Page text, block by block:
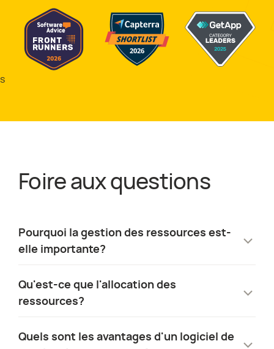
s
Foire aux questions
Pourquoi la gestion des ressources est-
elle importante?
essentielle, car elle aide les organisations à
équilibrer la charge de travail, à prévenir
l'utilisation des ressources. L'utilisation de la
Qu'est-ce que l'allocation des
ressources?
affecter les ressources disponibles à des
Quels sont les avantages d'un logiciel de